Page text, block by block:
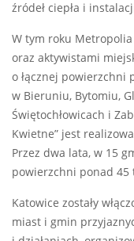
źródeł ciepła i
W tym roku
oraz aktywistami
o łącznej powierzchni
w Bieruniu, Bytomiu,
Świętochłowicach i
Kwietne” jest
Przez dwa lata, w 15
powierzchni ponad 45
Katowice zostały
miast i gmin